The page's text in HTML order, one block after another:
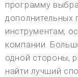
программу
дополнительных
инструментам,
компании.
одной стороны,
найти лучший